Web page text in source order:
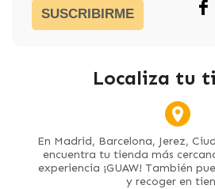
SUSCRIBIRME
Localiza tu
En Madrid, Barcelona, Jerez,
encuentra tu tienda más
experiencia ¡GUAW! También
y recoger en